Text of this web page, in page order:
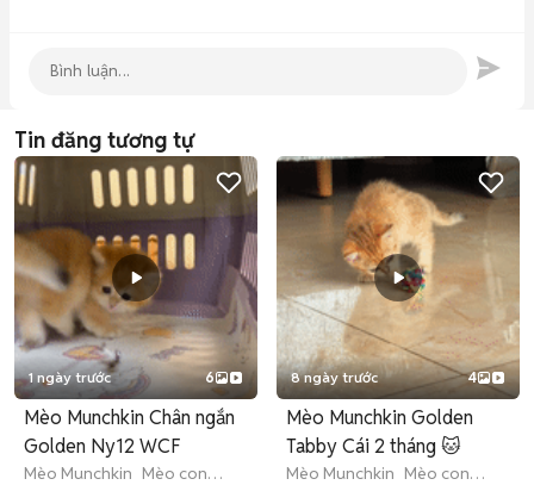
Tin đăng tương tự
1 ngày trước 6
Mèo Munchkin Chân ngắn
Golden Ny12 WCF
Mèo Munchkin Mèo con
8 ngày trước 4
Mèo Munchkin Golden
Tabby Cái 2 tháng 🐱
Mèo Munchkin Mèo con